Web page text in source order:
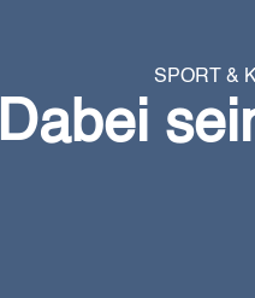
SPORT &
Dabei